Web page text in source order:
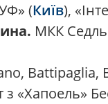
(Київ),
МКК
Battipaglia,
з «Хапоель»